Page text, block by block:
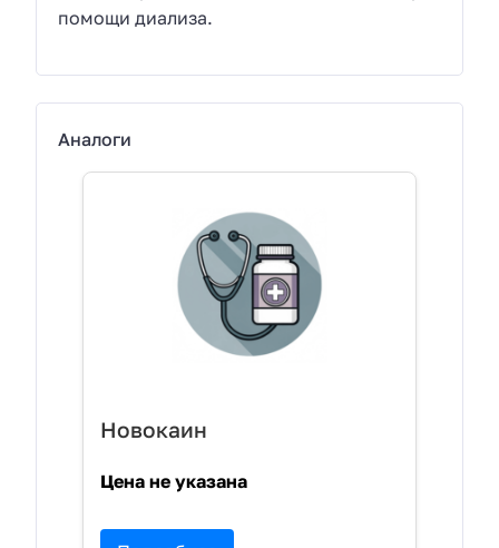
помощи диализа.
Аналоги
Новокаин
Цена не указана